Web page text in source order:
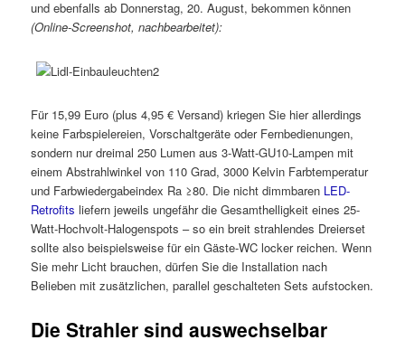
und ebenfalls ab Donnerstag, 20. August, bekommen können
(Online-Screenshot, nachbearbeitet):
Für 15,99 Euro (plus 4,95 € Versand) kriegen Sie hier allerdings
keine Farbspielereien, Vorschaltgeräte oder Fernbedienungen,
sondern nur dreimal 250 Lumen aus 3-Watt-GU10-Lampen mit
einem Abstrahlwinkel von 110 Grad, 3000 Kelvin Farbtemperatur
und Farbwiedergabeindex Ra ≥80. Die nicht dimmbaren LED-
Retrofits liefern jeweils ungefähr die Gesamthelligkeit eines 25-
Watt-Hochvolt-Halogenspots – so ein breit strahlendes Dreierset
sollte also beispielsweise für ein Gäste-WC locker reichen. Wenn
Sie mehr Licht brauchen, dürfen Sie die Installation nach
Belieben mit zusätzlichen, parallel geschalteten Sets aufstocken.
Die Strahler sind auswechselbar